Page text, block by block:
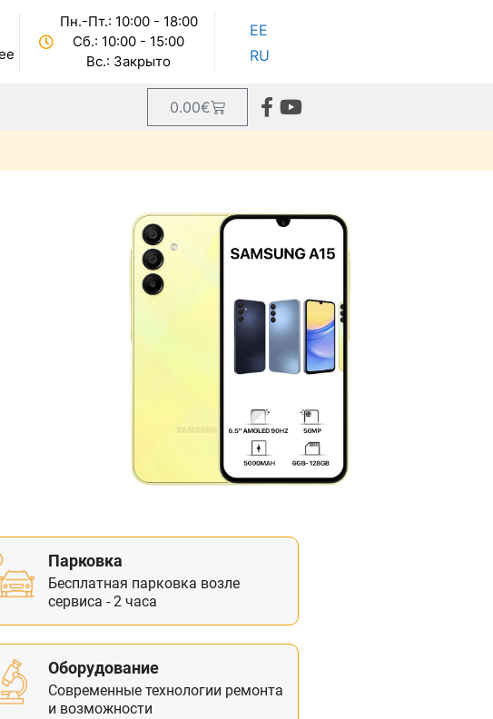
Пн.-Пт.: 10:00 - 18:00
Сб.: 10:00 - 15:00
Вс.: Закрыто
EE
RU
0.00€
Парковка
Бесплатная парковка возле
сервиса - 2 часа
Оборудование
Современные технологии ремонта
и возможности